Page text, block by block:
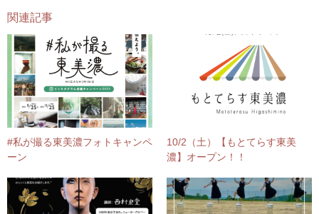
関連記事
#私が撮る東美濃フォトキャンペ
ーン
10/2（土）【もとてらす東美
濃】オープン！！